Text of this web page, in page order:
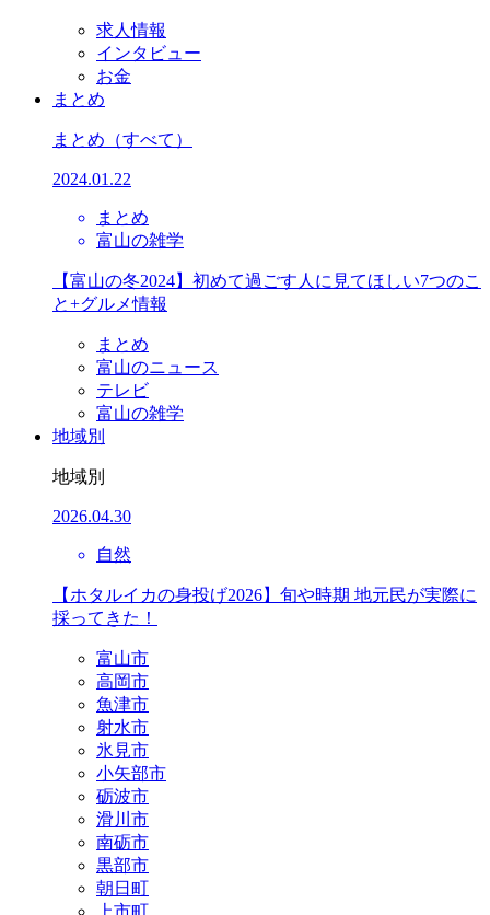
求人情報
インタビュー
お金
まとめ
まとめ （すべて）
2024.01.22
まとめ
富山の雑学
【富山の冬2024】初めて過ごす人に見てほしい7つのこ
と+グルメ情報
まとめ
富山のニュース
テレビ
富山の雑学
地域別
地域別
2026.04.30
自然
【ホタルイカの身投げ2026】旬や時期 地元民が実際に
採ってきた！
富山市
高岡市
魚津市
射水市
氷見市
小矢部市
砺波市
滑川市
南砺市
黒部市
朝日町
上市町